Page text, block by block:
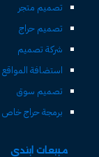
تصميم متجر
تصميم حراج
شركة تصميم
استضافة المواقع
تصميم سوق
برمجة حراج خاص
مبيعات ابتدي